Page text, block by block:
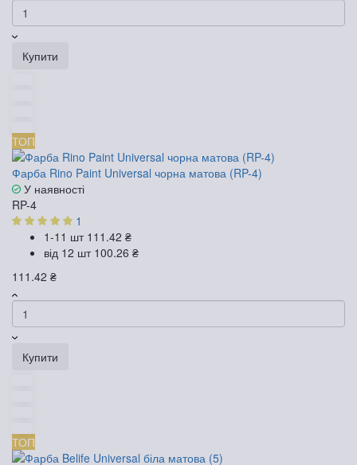
Купити
ТОП
Фарба Rino Paint Universal чорна матова (RP-4)
У наявності
RP-4
1
1-11 шт 111.42 ₴
від 12 шт 100.26 ₴
111.42 ₴
Купити
ТОП